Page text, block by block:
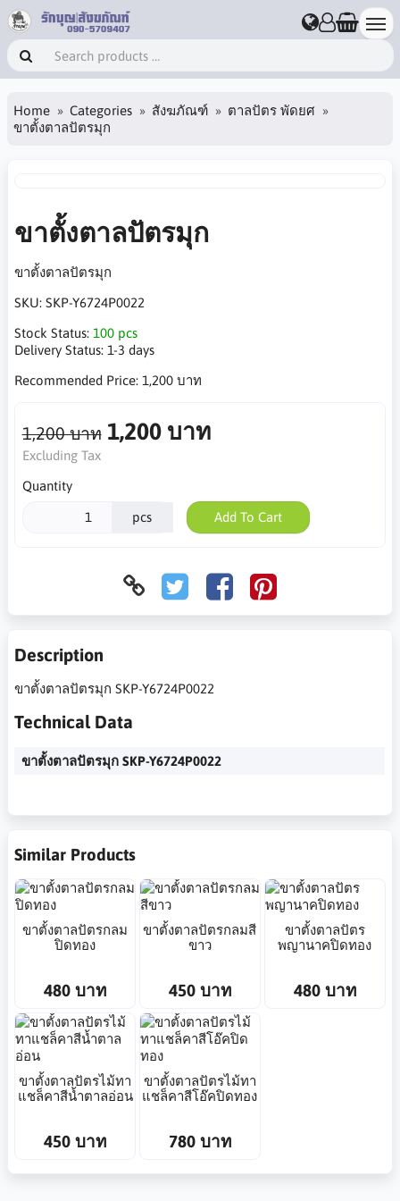
Home Categories สังฆภัณฑ์
ตาลปัตร พัดยศ
ขาตั้งตาลปัตรมุก
ขาตั้งตาลปัตรมุก
ขาตั้งตาลปัตรมุก
SKU: SKP-Y6724P0022
Stock Status: 100 pcs
Delivery Status: 1-3 days
Recommended Price: 1,200 บาท
1,200 บาท 1,200 บาท
Excluding Tax
Quantity
pcs Add To Cart
Description
ขาตั้งตาลปัตรมุก SKP-Y6724P0022
Technical Data
ขาตั้งตาลปัตรมุก SKP-Y6724P0022
Similar Products
ขาตั้งตาลปัตรกลม
ปิดทอง
480 บาท
ขาตั้งตาลปัตรกลมสี
ขาว
450 บาท
ขาตั้งตาลปัตร
พญานาคปิดทอง
480 บาท
ขาตั้งตาลปัตรไม้ทา
แชล็คาสีน้ำตาลอ่อน
450 บาท
ขาตั้งตาลปัตรไม้ทา
แชล็คาสีโอ๊คปิดทอง
780 บาท